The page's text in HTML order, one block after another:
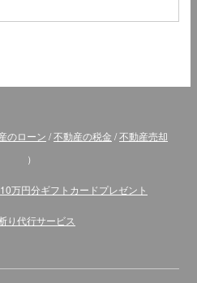
のローン /不動産の税金 /不動産売却
）
10万円分ギフトカードプレゼント
り代行サービス